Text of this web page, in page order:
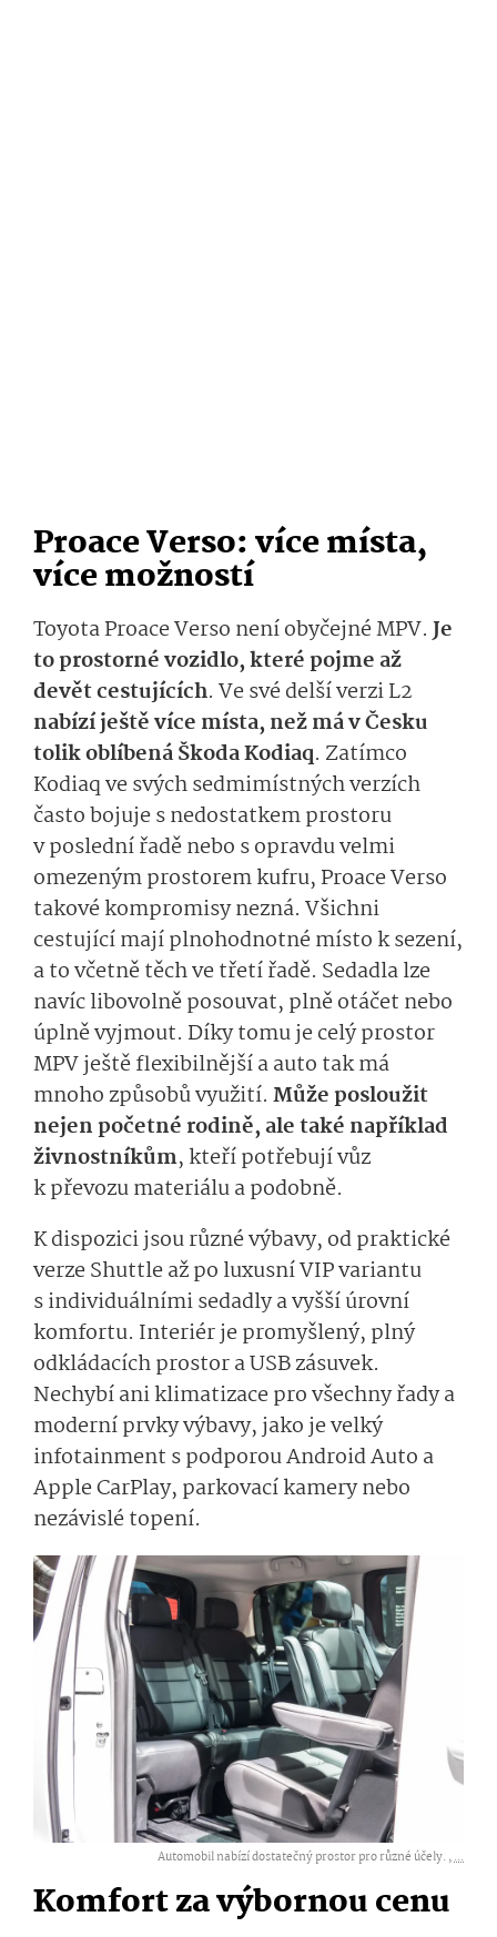
Proace Verso: více místa,
více možností
Toyota Proace Verso není obyčejné MPV.Je
to prostorné vozidlo, které pojme až
devět cestujících. Ve své delší verzi L2
nabízí ještě více místa, než má v Česku
tolik oblíbená Škoda Kodiaq. Zatímco
Kodiaq ve svých sedmimístných verzích
často bojuje s nedostatkem prostoru
v poslední řadě nebo s opravdu velmi
omezeným prostorem kufru, Proace Verso
takové kompromisy nezná. Všichni
cestující mají plnohodnotné místo k sezení,
a to včetně těch ve třetí řadě. Sedadla lze
navíc libovolně posouvat, plně otáčet nebo
úplně vyjmout. Díky tomu je celý prostor
MPV ještě flexibilnější a auto tak má
mnoho způsobů využití. Může posloužit
nejen početné rodině, ale také například
živnostníkům, kteří potřebují vůz
k převozu materiálu a podobně.
K dispozici jsou různé výbavy, od praktické
verze Shuttle až po luxusní VIP variantu
s individuálními sedadly a vyšší úrovní
komfortu. Interiér je promyšlený, plný
odkládacích prostor a USB zásuvek.
Nechybí ani klimatizace pro všechny řady a
moderní prvky výbavy, jako je velký
infotainment s podporou Android Auto a
Apple CarPlay, parkovací kamery nebo
nezávislé topení.
Automobil nabízí dostatečný prostor pro různé účely. ,...
Komfort za výbornou cenu